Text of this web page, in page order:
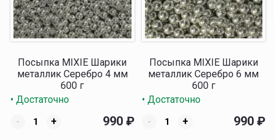
Посыпка MIXIE Шарики
металлик Серебро 4 мм
600 г
• Достаточно
-
+ 990 ₽
Посыпка MIXIE Шарики
металлик Серебро 6 мм
600 г
• Достаточно
-
+ 990 ₽